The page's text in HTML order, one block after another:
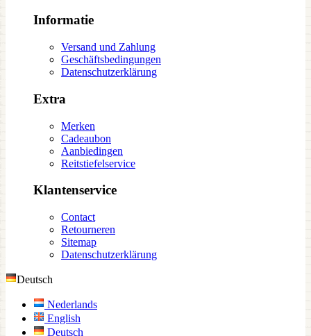
Informatie
Versand und Zahlung
Geschäftsbedingungen
Datenschutzerklärung
Extra
Merken
Cadeaubon
Aanbiedingen
Reitstiefelservice
Klantenservice
Contact
Retourneren
Sitemap
Datenschutzerklärung
Deutsch
Nederlands
English
Deutsch